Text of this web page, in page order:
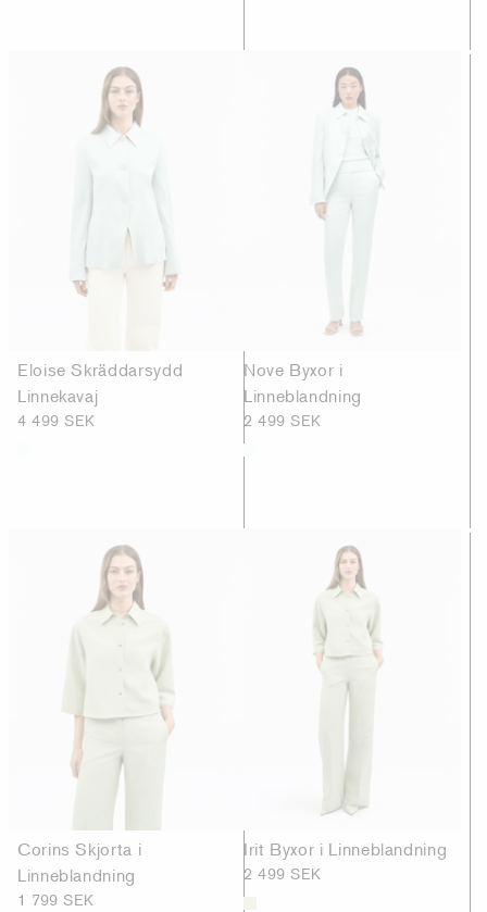
Eloise Skräddarsydd
Linnekavaj
4 499 SEK
Nove Byxor i
Linneblandning
2 499 SEK
Corins Skjorta i
Linneblandning
1 799 SEK
Irit Byxor i Linneblandning
2 499 SEK